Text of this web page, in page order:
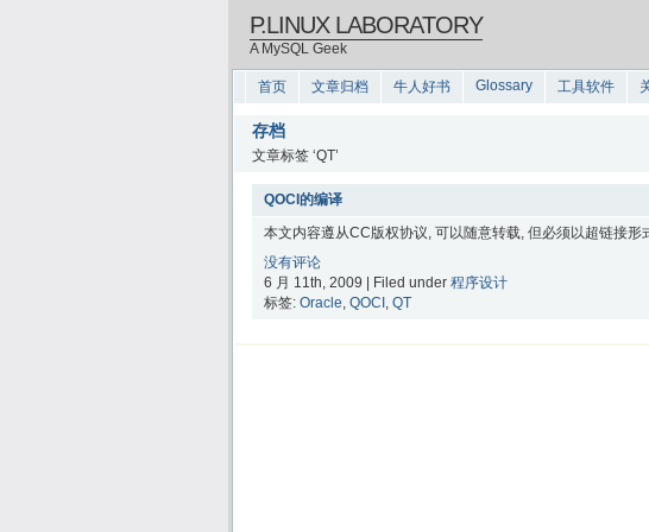
P.LINUX LABORATORY
A MySQL Geek
首页 文章归档 牛人好书 Glossary 工具软件
存档
文章标签 ‘QT’
QOCI的编译
本文内容遵从CC版权协议, 可以随意转载, 但必须以超链接
没有评论
6 月 11th, 2009 | Filed under 程序设计
标签: Oracle, QOCI , QT